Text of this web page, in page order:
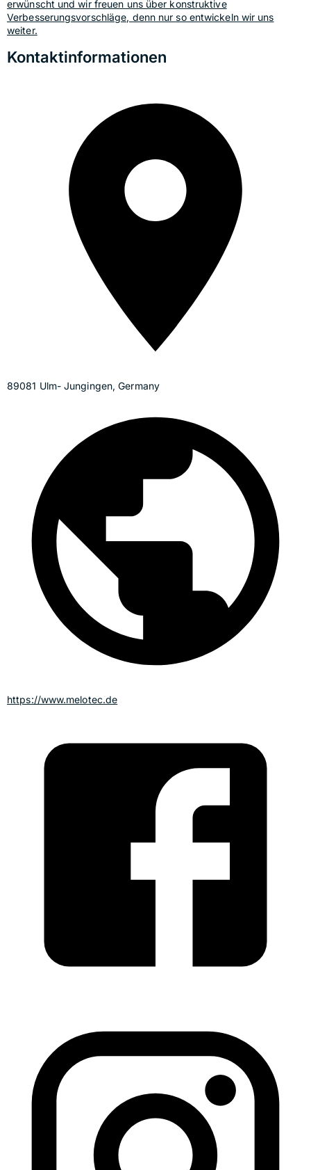
erwünscht und wir freuen uns über konstruktive
Verbesserungsvorschläge, denn nur so entwickeln wir uns
weiter.
Kontaktinformationen
89081 Ulm- Jungingen, Germany
https://www.melotec.de